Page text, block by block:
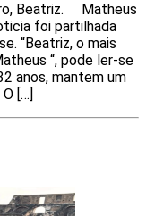
Beatriz. Matheus
foi partilhada
“Beatriz, o mais
“, pode ler-se
anos, mantem um
[…]